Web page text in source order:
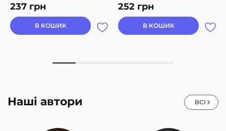
237 грн
В КОШИК
252 грн
В КОШИК
Наші автори ВСІ